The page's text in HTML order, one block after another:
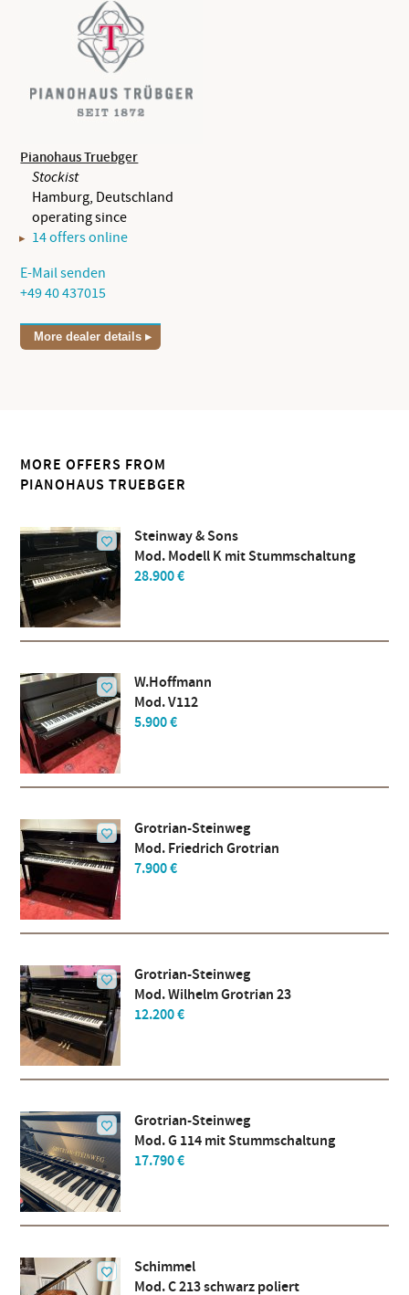
Pianohaus Truebger
Stockist
Hamburg, Deutschland
operating since
14 offers online
E-Mail senden
+49 40 437015
More dealer details
MORE OFFERS FROM
PIANOHAUS TRUEBGER
Steinway & Sons
Mod. Modell K mit Stummschaltung
28.900 €
W.Hoffmann
Mod. V112
5.900 €
Grotrian-Steinweg
Mod. Friedrich Grotrian
7.900 €
Grotrian-Steinweg
Mod. Wilhelm Grotrian 23
12.200 €
Grotrian-Steinweg
Mod. G 114 mit Stummschaltung
17.790 €
Schimmel
Mod. C 213 schwarz poliert